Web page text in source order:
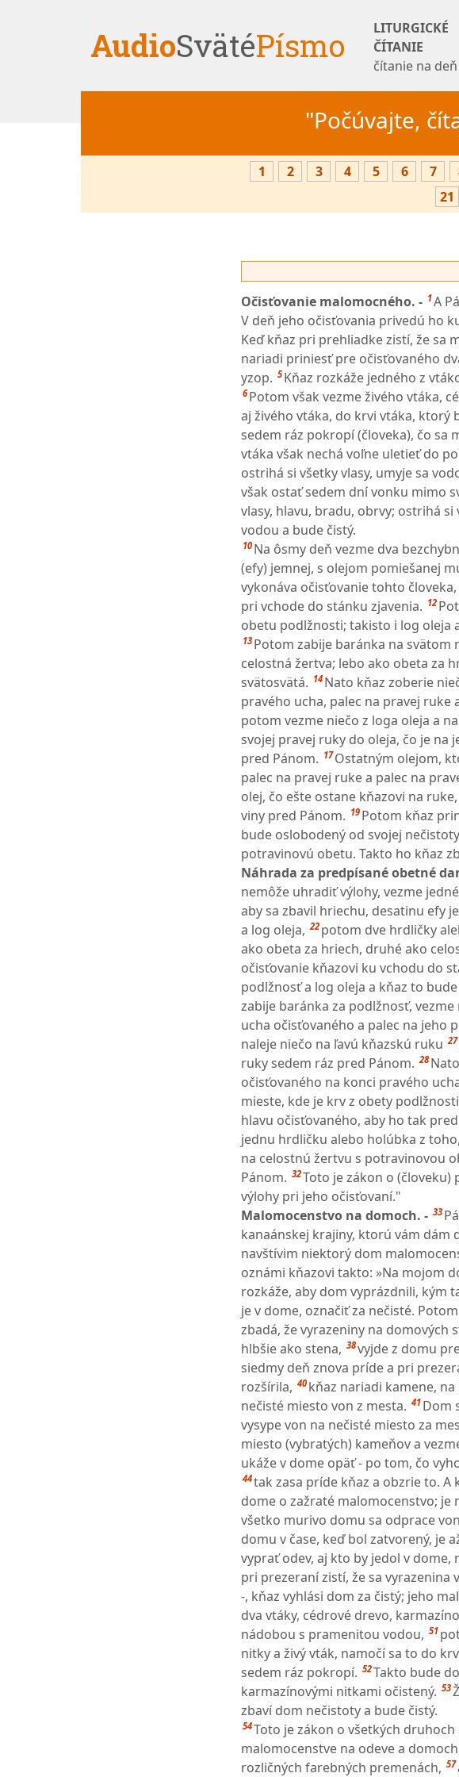
AudioSvätéPísmo
LITURGICKÉ
ČÍTANIE
čítanie na deň
"Počúvajte,
1 2 3 4 5 6 7
21
Očisťovanie malomocného. - 1A
V deň jeho očisťovania privedú ho
Keď kňaz pri prehliadke zistí, že sa
nariadi priniesť pre očisťovaného
yzop. 5 Kňaz rozkáže jedného z
6 Potom však vezme živého vtáka,
aj živého vtáka, do krvi vtáka,
sedem ráz pokropí (človeka), čo sa
vtáka však nechá voľne uletieť do
ostrihá si všetky vlasy, umyje sa
však ostať sedem dní vonku mimo
vlasy, hlavu, bradu, obrvy; ostrihá si
vodou a bude čistý.
10 Na ôsmy deň vezme dva
(efy) jemnej, s olejom pomiešanej
vykonáva očisťovanie tohto
pri vchode do stánku zjavenia. 12
obetu podlžnosti; takisto i log oleja
13 Potom zabije baránka na svätom
celostná žertva; lebo ako obeta za
svätosvätá. 14 Nato kňaz zoberie
pravého ucha, palec na pravej
potom vezme niečo z loga oleja a
svojej pravej ruky do oleja, čo je na
pred Pánom. 17 Ostatným olejom,
palec na pravej ruke a palec na
olej, čo ešte ostane kňazovi na
viny pred Pánom. 19 Potom kňaz
bude oslobodený od svojej
potravinovú obetu. Takto ho kňaz
Náhrada za predpísané obetné
nemôže uhradiť výlohy, vezme
aby sa zbavil hriechu, desatinu efy
a log oleja, 22 potom dve hrdličky
ako obeta za hriech, druhé ako
očisťovanie kňazovi ku vchodu do
podlžnosť a log oleja a kňaz to
zabije baránka za podlžnosť,
ucha očisťovaného a palec na jeho
naleje niečo na ľavú kňazskú ruku 27
ruky sedem ráz pred Pánom. 28
očisťovaného na konci pravého
mieste, kde je krv z obety
hlavu očisťovaného, aby ho tak
jednu hrdličku alebo holúbka z
na celostnú žertvu s potravinovou
Pánom. 32Toto je zákon o
výlohy pri jeho očisťovaní."
Malomocenstvo na domoch. - 33
kanaánskej krajiny, ktorú vám dám
navštívim niektorý dom
oznámi kňazovi takto: »Na mojom
rozkáže, aby dom vyprázdnili, kým
je v dome, označiť za nečisté.
zbadá, že vyrazeniny na domových
hlbšie ako stena, 38vyjde z domu
siedmy deň znova príde a pri
rozšírila, 40 kňaz nariadi kamene,
nečisté miesto von z mesta. 41 Dom
vysype von na nečisté miesto za
miesto (vybratých) kameňov a
ukáže v dome opäť - po tom, čo
44tak zasa príde kňaz a obzrie to. A
dome o zažraté malomocenstvo; je
všetko murivo domu sa odprace
domu v čase, keď bol zatvorený, je
vyprať odev, aj kto by jedol v dome,
pri prezeraní zistí, že sa
-, kňaz vyhlási dom za čistý; jeho
dva vtáky, cédrové drevo,
nádobou s pramenitou vodou, 51
nitky a živý vták, namočí sa to do
sedem ráz pokropí. 52Takto bude
karmazínovými nitkami očistený. 53
zbaví dom nečistoty a bude čistý.
54Toto je zákon o všetkých
malomocenstve na odeve a
rozličných farebných premenách, 57